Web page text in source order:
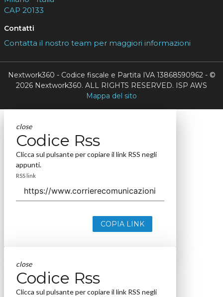
CAP 20133
Contatti
Contatta il nostro team per maggiori informazioni
Nextwork360 - Codice fiscale e Partita IVA 13868590962 - ©
2026 Nextwork360. ALL RIGHTS RESERVED. ISP AWS
Mappa del sito
close
Codice Rss
Clicca sul pulsante per copiare il link RSS negli
appunti.
RSS link
COPIA LINK
close
Codice Rss
Clicca sul pulsante per copiare il link RSS negli